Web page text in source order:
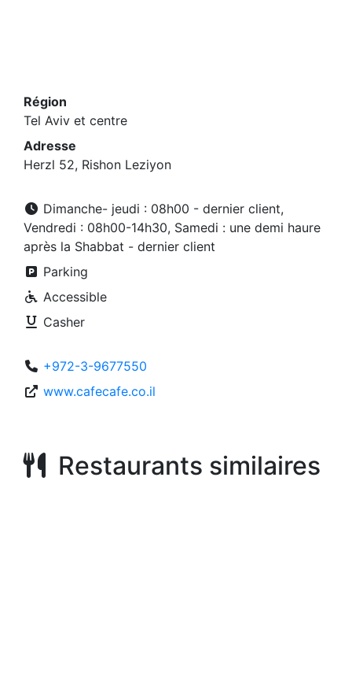
Région
Tel Aviv et centre
Adresse
Herzl 52, Rishon Leziyon
Dimanche- jeudi : 08h00 - dernier client,
Vendredi : 08h00-14h30, Samedi : une demi haure
après la Shabbat - dernier client
Parking
Accessible
Casher
+972-3-9677550
www.cafecafe.co.il
Restaurants similaires